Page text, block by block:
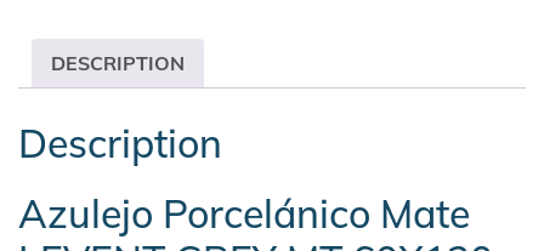
DESCRIPTION
Description
Azulejo Porcelánico Mate